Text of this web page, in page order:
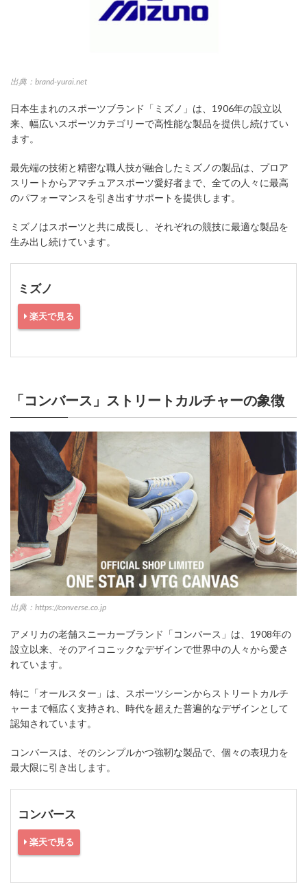
出典：brand-yurai.net
日本生まれのスポーツブランド「ミズノ」は、1906年の設立以
来、幅広いスポーツカテゴリーで高性能な製品を提供し続けてい
ます。
最先端の技術と精密な職人技が融合したミズノの製品は、プロア
スリートからアマチュアスポーツ愛好者まで、全ての人々に最高
のパフォーマンスを引き出すサポートを提供します。
ミズノはスポーツと共に成長し、それぞれの競技に最適な製品を
生み出し続けています。
ミズノ
楽天で見る
「コンバース」ストリートカルチャーの象徴
出典：https://converse.co.jp
アメリカの老舗スニーカーブランド「コンバース」は、1908年の
設立以来、そのアイコニックなデザインで世界中の人々から愛さ
れています。
特に「オールスター」は、スポーツシーンからストリートカルチ
ャーまで幅広く支持され、時代を超えた普遍的なデザインとして
認知されています。
コンバースは、そのシンプルかつ強靭な製品で、個々の表現力を
最大限に引き出します。
コンバース
楽天で見る